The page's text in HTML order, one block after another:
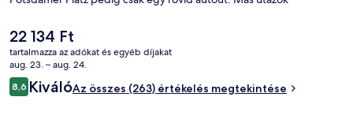
személyzet. Rövid sétával megközelíthető a tömegközlekedés:
Strausberger Platz metróállomás 12 perc, Heinrich-Heine-Strasse
metróállomás pedig 15 perc séta.
A
jelenlegi
ár
22 134 Ft
22 134 Ft
tartalmazza az adókat és egyéb díjakat
aug. 23. – aug. 24.
Értékelések
8,68,6 ennyiből: 10
KiválóAz összes (263) értékelés megtekintése